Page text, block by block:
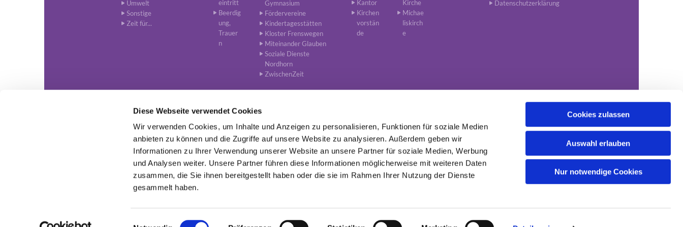
Diese Webseite verwendet Cookies
Wir verwenden Cookies, um Inhalte und Anzeigen zu personalisieren, Funktionen für soziale Medien
anbieten zu können und die Zugriffe auf unsere Website zu analysieren. Außerdem geben wir
Informationen zu Ihrer Verwendung unserer Website an unsere Partner für soziale Medien, Werbung
und Analysen weiter. Unsere Partner führen diese Informationen möglicherweise mit weiteren Daten
zusammen, die Sie ihnen bereitgestellt haben oder die sie im Rahmen Ihrer Nutzung der Dienste
gesammelt haben.
Cookies zulassen
Auswahl erlauben
Nur notwendige Cookies
Umwelt
Sonstige
Zeit für...
eintritt
Beerdig
ung,
Trauer
n
Gymnasium
Fördervereine
Kindertagesstätten
Kloster Frenswegen
Miteinander Glauben
Soziale Dienste
Nordhorn
ZwischenZeit
Kantor
Kirchen
vorstän
de
Kirche
Michae
liskirch
e
Datenschutzerklärung
www.lutherisch-in-nordhorn.de · Lutherisch in Nordhorn, van-Delden-Straße 21, 48529 Nordhorn 05921-34651 kgv.nordhorn@evlka.de
Impressum Datenschutz